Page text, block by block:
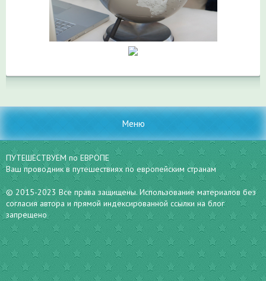
Меню
ПУТЕШЕСТВУЕМ по ЕВРОПЕ
Ваш проводник в путешествиях по европейским странам
© 2015-2023 Все права защищены. Использование материалов без
согласия автора и прямой индексированной ссылки на блог
запрещено